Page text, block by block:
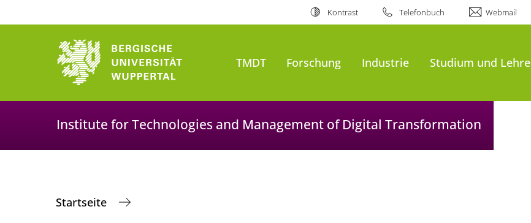
Kontrast Telefonbuch Webmail
TMDT Forschung Industrie Studium und Lehre
Institute for Technologies and Management of Digital Transformation
Startseite